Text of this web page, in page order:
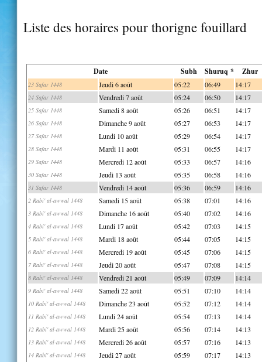
Liste des horaires pour thorigne fouillard
Date Subh Shuruq * Zhur
23 Safar 1448 Jeudi 6 août 05:22 06:49 14:17
24 Safar 1448 Vendredi 7 août 05:24 06:50 14:17
25 Safar 1448 Samedi 8 août 05:26 06:51 14:17
26 Safar 1448 Dimanche 9 août 05:27 06:53 14:17
27 Safar 1448 Lundi 10 août 05:29 06:54 14:17
28 Safar 1448 Mardi 11 août 05:31 06:55 14:17
29 Safar 1448 Mercredi 12 août 05:33 06:57 14:16
30 Safar 1448 Jeudi 13 août 05:35 06:58 14:16
31 Safar 1448 Vendredi 14 août 05:36 06:59 14:16
2 Rabi' al-awwal 1448 Samedi 15 août 05:38 07:01 14:16
3 Rabi' al-awwal 1448 Dimanche 16 août 05:40 07:02 14:16
4 Rabi' al-awwal 1448 Lundi 17 août 05:42 07:03 14:15
5 Rabi' al-awwal 1448 Mardi 18 août 05:44 07:05 14:15
6 Rabi' al-awwal 1448 Mercredi 19 août 05:45 07:06 14:15
7 Rabi' al-awwal 1448 Jeudi 20 août 05:47 07:08 14:15
8 Rabi' al-awwal 1448 Vendredi 21 août 05:49 07:09 14:14
9 Rabi' al-awwal 1448 Samedi 22 août 05:51 07:10 14:14
10 Rabi' al-awwal 1448 Dimanche 23 août 05:52 07:12 14:14
11 Rabi' al-awwal 1448 Lundi 24 août 05:54 07:13 14:14
12 Rabi' al-awwal 1448 Mardi 25 août 05:56 07:14 14:13
13 Rabi' al-awwal 1448 Mercredi 26 août 05:57 07:16 14:13
14 Rabi' al-awwal 1448 Jeudi 27 août 05:59 07:17 14:13